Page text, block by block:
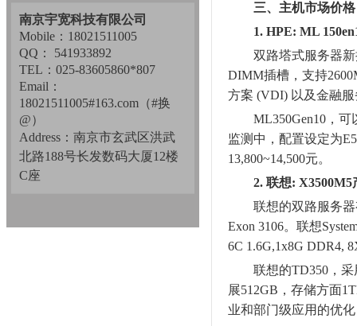
南京宇宽科技有限公司
Mobile：18021511005
QQ： 541933892
TEL：025-83605860*807
Email：
18021511005#163.com（#换
@）
Address：南京市玄武区洪武
北路188号长发数码大厦12楼
C座
三、主机市场价格
1. HPE: ML
双路塔式服务器新推
DIMM插槽，支持
方案 (VDI) 以及金融
ML350Gen10，可以
监测中，配置设定为
13,800~14,500元。
2. 联想:
联想的双路服务器有
Exon 3106。联想
6C 1.6G,1x8G DDR4,
联想的TD350，采用
展512GB，存储方面
业和部门级应用的优